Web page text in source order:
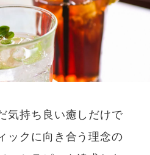
気持ち良い癒しだけで
ックに向き合う理念の